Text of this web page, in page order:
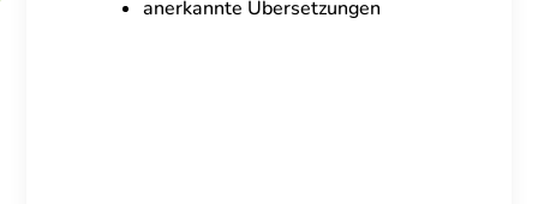
anerkannte Übersetzungen